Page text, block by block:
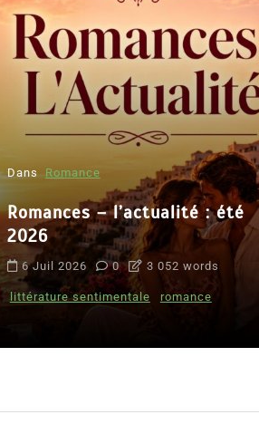
Dans Romance
Romances – l’actualité : été
2026
6 Juil 2026 0 3 052 words
littérature sentimentale romance